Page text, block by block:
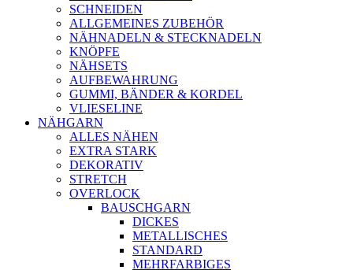
SCHNEIDEN
ALLGEMEINES ZUBEHÖR
NÄHNADELN & STECKNADELN
KNÖPFE
NÄHSETS
AUFBEWAHRUNG
GUMMI, BÄNDER & KORDEL
VLIESELINE
NÄHGARN
ALLES NÄHEN
EXTRA STARK
DEKORATIV
STRETCH
OVERLOCK
BAUSCHGARN
DICKES
METALLISCHES
STANDARD
MEHRFARBIGES